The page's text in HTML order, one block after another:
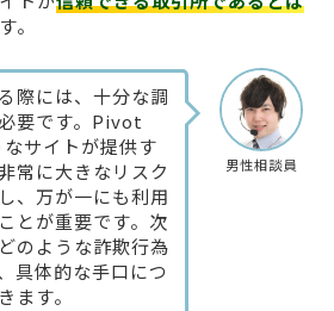
。
男性相談員
際には、十分な調
要です。Pivot
サイトが提供す
常に大きなリスク
、万が一にも利用
とが重要です。次
のような詐欺行為
具体的な手口につ
ます。